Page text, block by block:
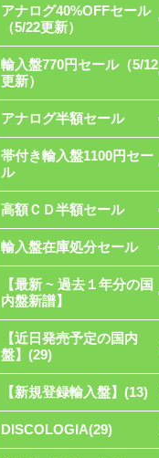
アナログ40%OFFセール
（5/22更新）
輸入盤770円セール（5/12
更新）
アナログ半額セール
帯付き輸入盤1100円セー
ル
高額ＣＤ半額セール
輸入盤在庫処分セール
【最新 ~ 過去１年分の国
内盤新譜】
【近日発売予定の国内
盤】(29)
【新規登録輸入盤】(13)
DISCOLOGIA(29)